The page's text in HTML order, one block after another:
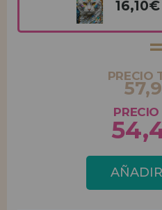
16,10€
PRECIO